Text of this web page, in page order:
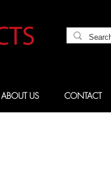
ABOUT US CONTACT